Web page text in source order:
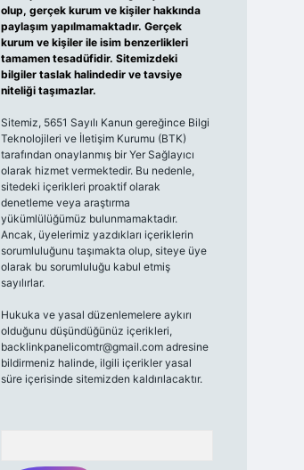
olup, gerçek kurum ve kişiler hakkında
paylaşım yapılmamaktadır. Gerçek
kurum ve kişiler ile isim benzerlikleri
tamamen tesadüfidir. Sitemizdeki
bilgiler taslak halindedir ve tavsiye
niteliği taşımazlar.
Sitemiz, 5651 Sayılı Kanun gereğince Bilgi
Teknolojileri ve İletişim Kurumu (BTK)
tarafından onaylanmış bir Yer Sağlayıcı
olarak hizmet vermektedir. Bu nedenle,
sitedeki içerikleri proaktif olarak
denetleme veya araştırma
yükümlülüğümüz bulunmamaktadır.
Ancak, üyelerimiz yazdıkları içeriklerin
sorumluluğunu taşımakta olup, siteye üye
olarak bu sorumluluğu kabul etmiş
sayılırlar.
Hukuka ve yasal düzenlemelere aykırı
olduğunu düşündüğünüz içerikleri,
backlinkpanelicomtr@gmail.comadresine
bildirmeniz halinde, ilgili içerikler yasal
süre içerisinde sitemizden kaldırılacaktır.